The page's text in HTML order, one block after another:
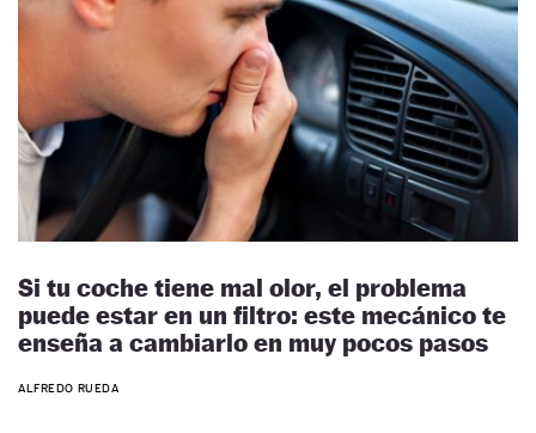
Si tu coche tiene mal olor, el problema
puede estar en un filtro: este mecánico te
enseña a cambiarlo en muy pocos pasos
ALFREDO RUEDA